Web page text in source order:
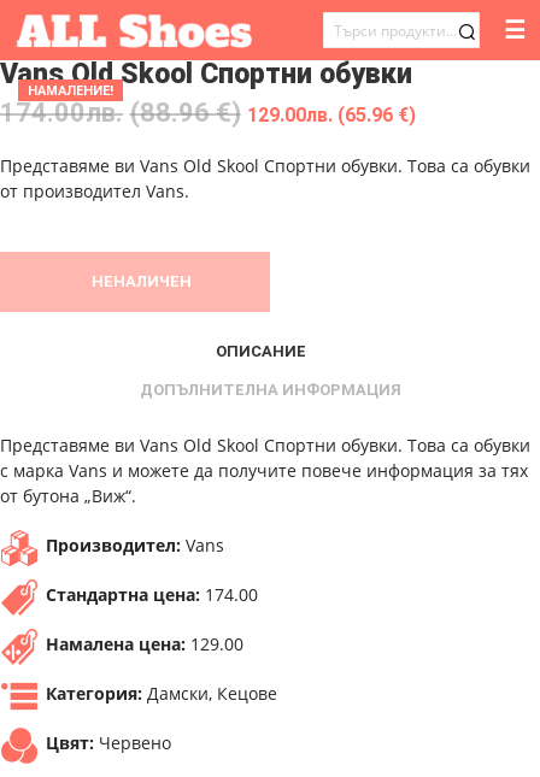
ТЪРСЕНЕ
ЗА:
☰
НАМАЛЕНИЕ!
Vans Old Skool Спортни обувки
174.00лв. (88.96 €) 129.00лв. (65.96 €)
Представяме ви Vans Old Skool Спортни обувки. Това са обувки
от производител Vans.
НЕНАЛИЧЕН
ОПИСАНИЕ
ДОПЪЛНИТЕЛНА ИНФОРМАЦИЯ
Представяме ви Vans Old Skool Спортни обувки. Това са обувки
с марка Vans и можете да получите повече информация за тях
от бутона „Виж“.
Производител: Vans
Стандартна цена: 174.00
Намалена цена: 129.00
Категория: Дамски, Кецове
Цвят: Червено